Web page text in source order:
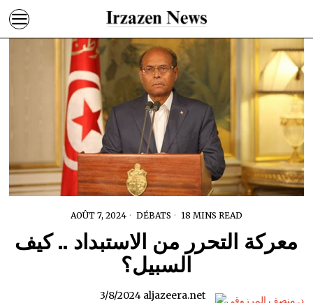
AOÛT 7, 2024 DÉBATS 18 MINS READ
معركة التحرر من الاستبداد .. كيف
السبيل؟
3/8/2024 aljazeera.net